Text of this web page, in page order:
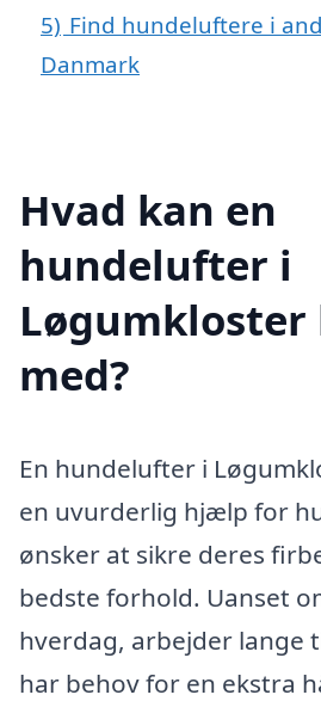
5) Find hundeluftere i
Danmark
Hvad kan en
hundelufter i
med?
En hundelufter i
en uvurderlig hjælp for
ønsker at sikre deres
bedste forhold. Uanset
hverdag, arbejder lange
har behov for en ekstra